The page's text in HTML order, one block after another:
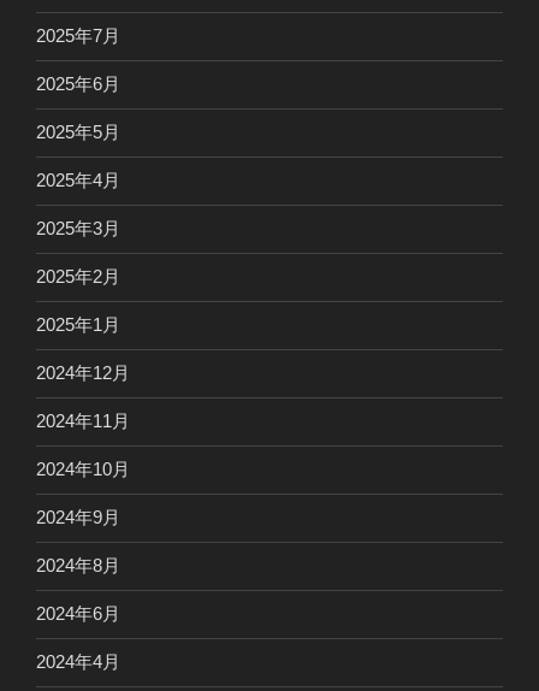
2025年7月
2025年6月
2025年5月
2025年4月
2025年3月
2025年2月
2025年1月
2024年12月
2024年11月
2024年10月
2024年9月
2024年8月
2024年6月
2024年4月